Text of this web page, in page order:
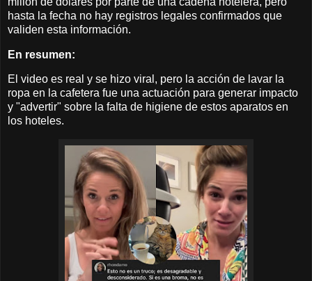
hasta la fecha no hay registros legales confirmados que
validen esta información.
En resumen:
El video es real y se hizo viral, pero la acción de lavar la
ropa en la cafetera fue una actuación para generar impacto
y "advertir" sobre la falta de higiene de estos aparatos en
los hoteles.